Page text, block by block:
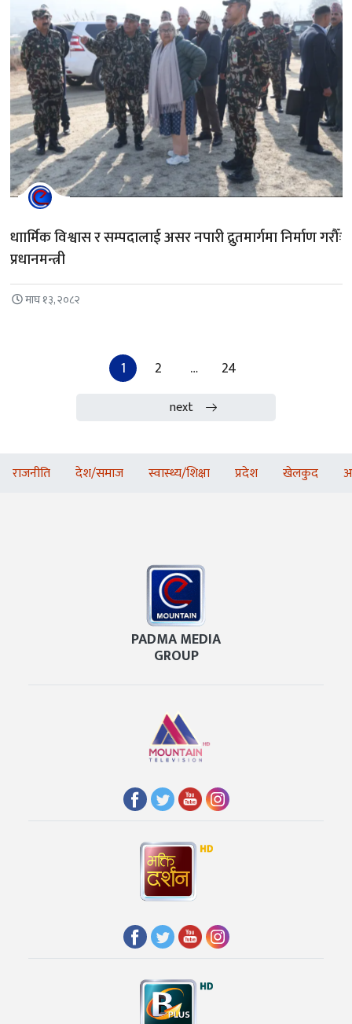
धाार्मिक विश्वास र सम्पदालाई असर नपारी द्रुतमार्गमा निर्माण गरौँः
प्रधानमन्त्री
माघ १३, २०८२
Posts pagination
1 2 … 24
next
राजनीति देश/समाज स्वास्थ्य/शिक्षा प्रदेश खेलकुद
PADMA MEDIA
GROUP